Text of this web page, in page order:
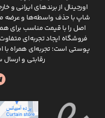
اورجینال از برندهای ایرانی و
شاپ با حذف واسطه‌ها و عرضه
اصل را با قیمت مناسب برای
فروشگاه ایجاد تجربه‌ای
پوستی است؛ تجربه‌ای همراه با
رقابتی و